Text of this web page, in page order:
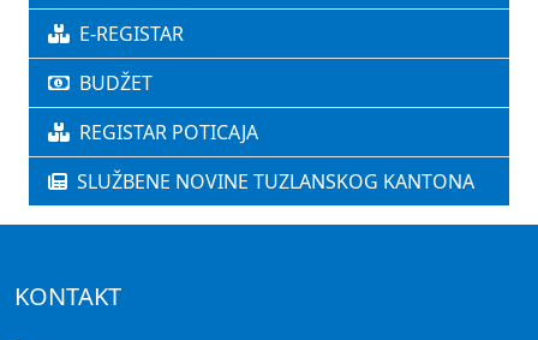
E-REGISTAR
BUDŽET
REGISTAR POTICAJA
SLUŽBENE NOVINE TUZLANSKOG KANTONA
KONTAKT